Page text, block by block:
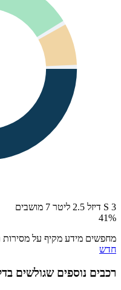
3 S דיזל 2.5 ליטר 7 מושבים
41%
מחפשים מידע מקיף על
חדש
רכבים נוספים שגולשים